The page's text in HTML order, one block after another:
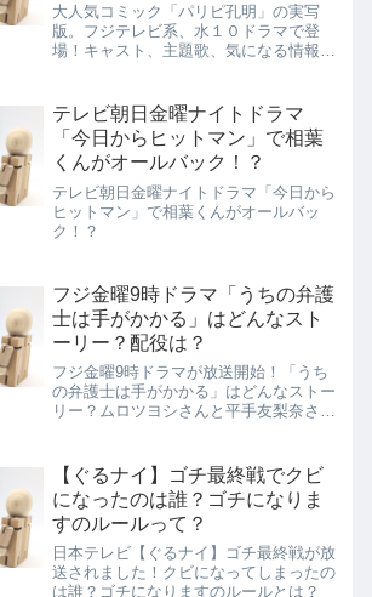
大人気コミック「パリピ孔明」の実写
版。フジテレビ系、水１０ドラマで登
場！キャスト、主題歌、気になる情報を
テレビ朝日金曜ナイトドラマ
「今日からヒットマン」で相葉
くんがオールバック！？
テレビ朝日金曜ナイトドラマ「今日から
ヒットマン」で相葉くんがオールバッ
ク！？
フジ金曜9時ドラマ「うちの弁護
士は手がかかる」はどんなスト
ーリー？配役は？
フジ金曜9時ドラマが放送開始！「うち
の弁護士は手がかかる」はどんなストー
リー？ムロツヨシさんと平手友梨奈さん
【ぐるナイ】ゴチ最終戦でクビ
になったのは誰？ゴチになりま
すのルールって？
日本テレビ【ぐるナイ】ゴチ最終戦が放
送されました！クビになってしまったの
は誰？ゴチになりますのルールとは？